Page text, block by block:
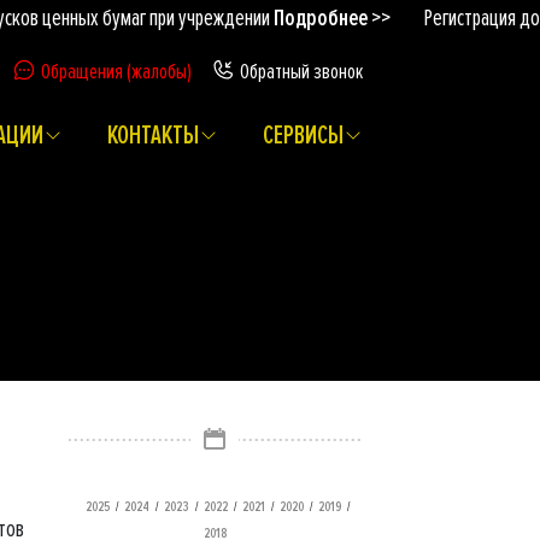
бумаг при учрежденииПодробнее >> Регистрация
Обращения (жалобы) Обратный звонок
КОНТАКТЫ СЕРВИСЫ
2025 / 2024 / 2023 / 2022 / 2021 / 2020 / 2019 /
2018